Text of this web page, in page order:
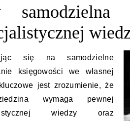
samodzielna
się na samodzielne
księgowości we własnej
jest zrozumienie, że
wymaga pewnej
wiedzy oraz